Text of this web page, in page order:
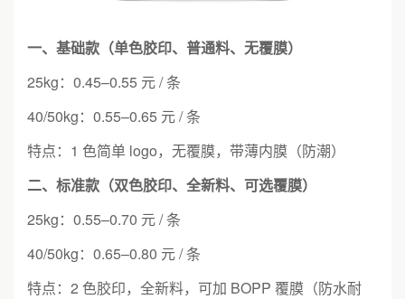
一、基础款（单色胶印、普通料、无覆膜）
25kg：0.45–0.55 元 / 条
40/50kg：0.55–0.65 元 / 条
特点：1 色简单 logo，无覆膜，带薄内膜（防潮）
二、标准款（双色胶印、全新料、可选覆膜）
25kg：0.55–0.70 元 / 条
40/50kg：0.65–0.80 元 / 条
特点：2 色胶印，全新料，可加 BOPP 覆膜（防水耐